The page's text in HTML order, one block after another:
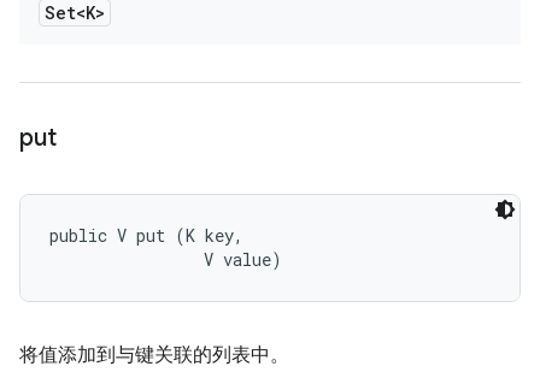
Set<K>
put
public V put (K key,
                V value)
将值添加到与键关联的列表中。